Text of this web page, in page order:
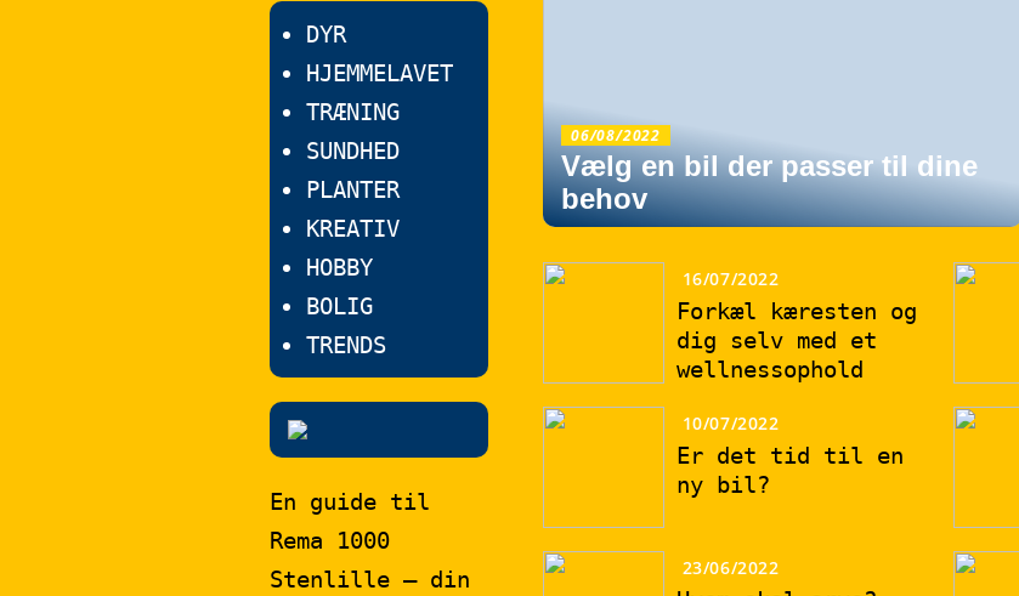
06/08/2022
Vælg en bil der passer til dine
behov
16/07/2022
Forkæl kæresten og
dig selv med et
wellnessophold
10/07/2022
Er det tid til en
ny bil?
23/06/2022
DYR
HJEMMELAVET
TRÆNING
SUNDHED
PLANTER
KREATIV
HOBBY
BOLIG
TRENDS
En guide til
Rema 1000
Stenlille – din